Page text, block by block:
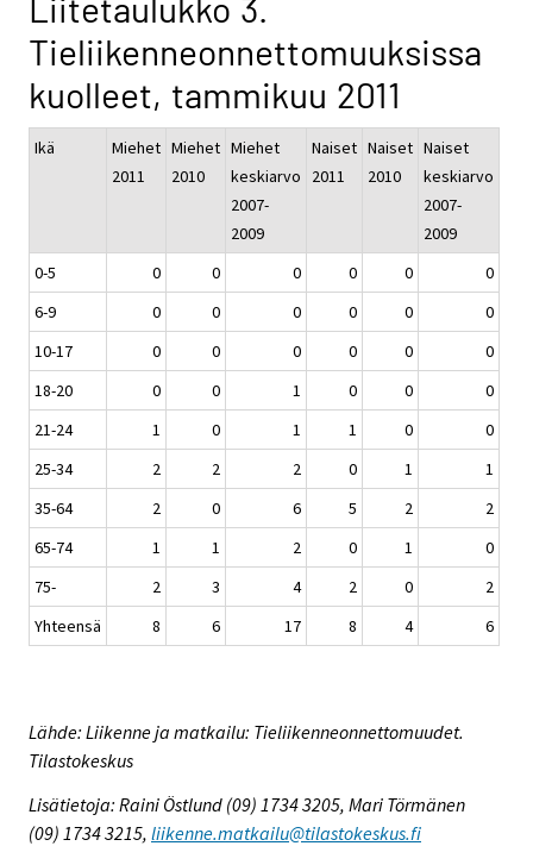
Tieliikenneonnettomuuksissa
kuolleet, tammikuu 2011
Ikä
Miehet
2011
Miehet
2010
Miehet
keskiarvo
2007-
2009
Naiset
2011
Naiset
2010
Naiset
keskiarvo
2007-
2009
0-5
0 0 0 0 0
0
6-9
0 0 0 0 0
0
10-17
0 0 0 0 0
0
18-20
0 0 1 0 0
0
21-24
1 0 1 1 0
0
25-34
2 2 2 0 1
1
35-64
2 0 6 5 2
2
65-74
1 1 2 0 1
0
75-
2 3 4 2 0
2
Yhteensä
8 6 17 8 4 6
Lähde: Liikenne ja matkailu: Tieliikenneonnettomuudet.
Tilastokeskus
Lisätietoja: Raini Östlund (09) 1734 3205, Mari Törmänen
(09) 1734 3215, liikenne.matkailu@tilastokeskus.fi